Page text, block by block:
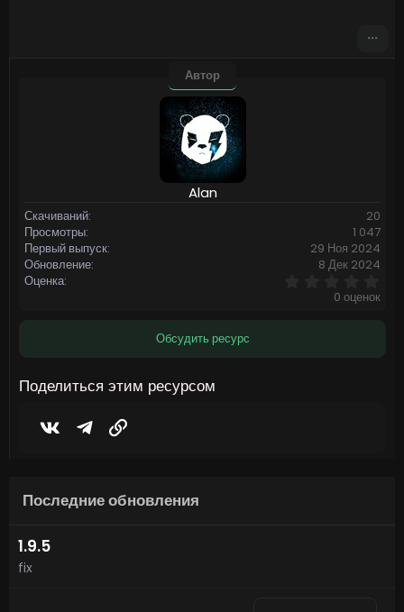
Автор
Alan
Скачиваний
20
Просмотры
1 047
Первый выпуск
29 Ноя 2024
Обновление
8 Дек 2024
Оценка
,
0 оценок
Обсудить ресурс
Поделиться этим ресурсом
VkontakteTelegram
Последние обновления
1.9.5
fix